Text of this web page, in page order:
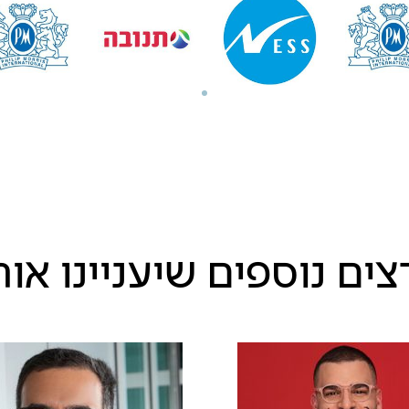
נוספים שיעניינו